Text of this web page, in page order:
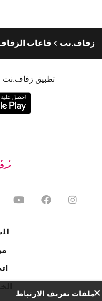
زفاف.نت قاعات
تطبيق زفاف.نت
ملفات تعريف الارتباط